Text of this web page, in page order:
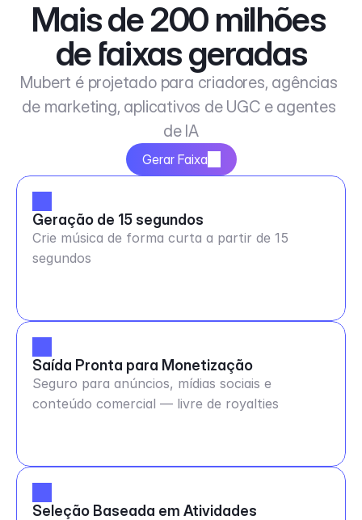
Mais de 200 milhões
de faixas geradas
Mubert é projetado para criadores, agências
de marketing, aplicativos de UGC e agentes
de IA
Gerar Faixa
Geração de 15 segundos
Crie música de forma curta a partir de 15
segundos
Saída Pronta para Monetização
Seguro para anúncios, mídias sociais e
conteúdo comercial — livre de royalties
Seleção Baseada em Atividades